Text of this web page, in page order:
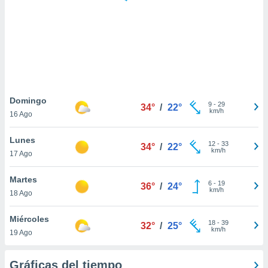
similares
como
sitio
de
traten tus
en
interés
su
Domingo
16 Ago
34° / 22° 9- 29
km/h
Lunes
17 Ago
34° / 22° 12- 33
km/h
Martes
18 Ago
36° / 24° 6- 19
km/h
Miércoles
19 Ago
32° / 25° 18- 39
km/h
Gráficas del tiempo